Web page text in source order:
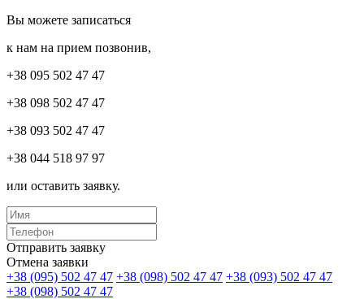
Вы можете записаться
к нам на прием позвонив,
+38 095 502 47 47
+38 098 502 47 47
+38 093 502 47 47
+38 044 518 97 97
или оставить заявку.
Отправить заявку
Отмена заявки
+38 (095) 502 47 47 +38 (098) 502 47 47 +38 (093) 502 47 47
+38 (098) 502 47 47